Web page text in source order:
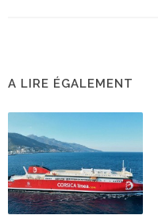
A LIRE ÉGALEMENT